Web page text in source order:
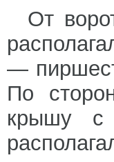
От
—
По
крышу с